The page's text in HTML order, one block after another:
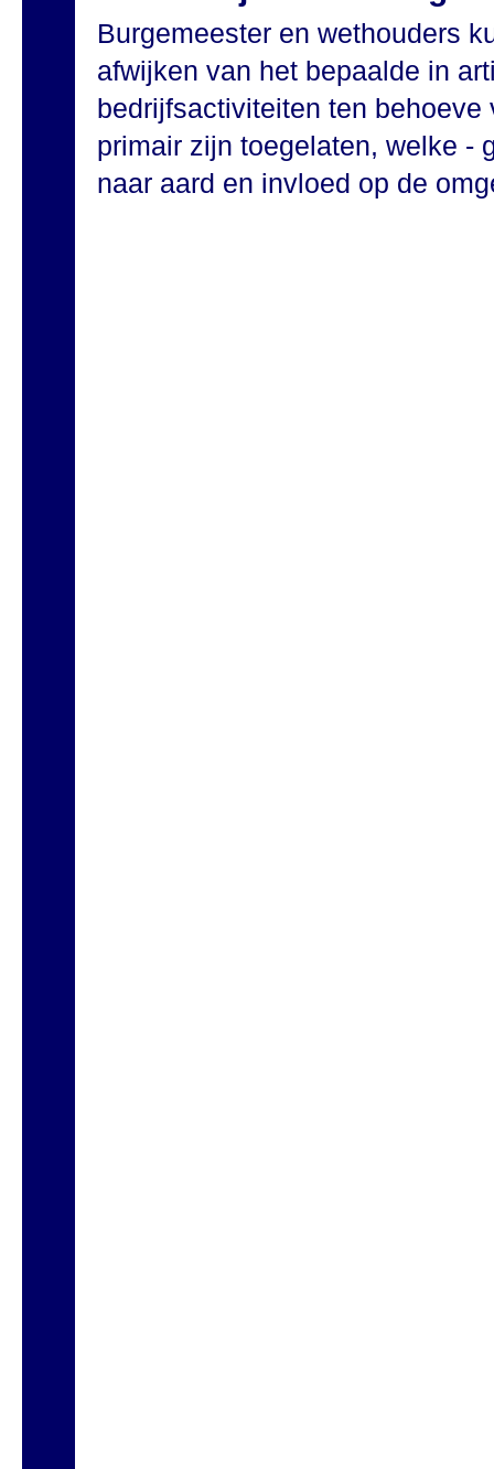
Burgemeester en wethouders
afwijken van het bepaalde in
bedrijfsactiviteiten ten
primair zijn toegelaten, welke -
naar aard en invloed op de